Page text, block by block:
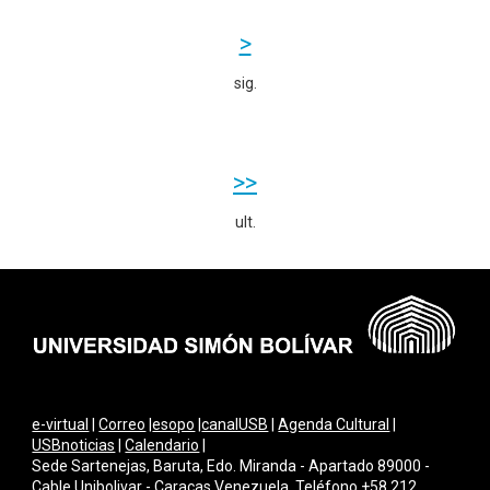
>
sig.
>>
ult.
e-virtual |Correo |esopo |canalUSB |Agenda Cultural
USBnoticias |Calendario
Sede Sartenejas, Baruta, Edo. Miranda - Apartado 89000 -